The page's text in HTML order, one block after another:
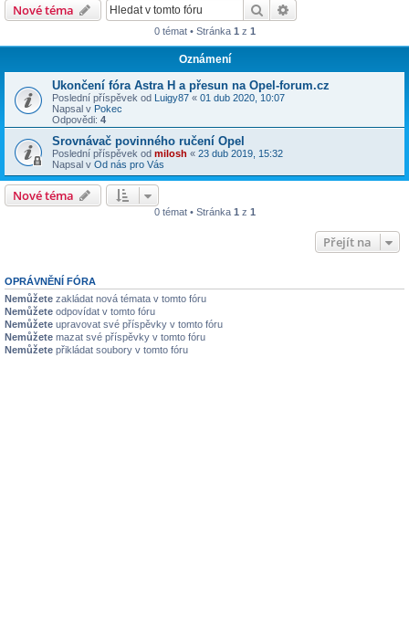
Nové téma Hledat
0 témat • Stránka 1 z 1
Oznámení
Ukončení fóra Astra H a přesun na Opel-forum.cz
Poslední příspěvek od Luigy87 « 01 dub 2020, 10:07
Napsal v Pokec
Odpovědi: 4
Srovnávač povinného ručení Opel
Poslední příspěvek od milosh « 23 dub 2019, 15:32
Napsal v Od nás pro Vás
Nové téma
0 témat • Stránka 1 z 1
Přejít na
OPRÁVNĚNÍ FÓRA
Nemůžete zakládat nová témata v tomto fóru
Nemůžete odpovídat v tomto fóru
Nemůžete upravovat své příspěvky v tomto fóru
Nemůžete mazat své příspěvky v tomto fóru
Nemůžete přikládat soubory v tomto fóru